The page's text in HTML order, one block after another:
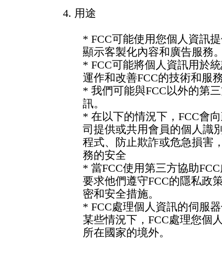
4. 用途
* FCC可能使用您個人資訊
顯示客製化內容和廣告服務
* FCC可能將個人資訊用於
運作和改善FCC的技術和服
* 我們可能與FCC以外的第
訊。
* 在以下的情況下，FCC會
司提供或共用會員的個人識
程式、防止欺詐或危急損害
務的安全
* 當FCC使用第三方協助
要求他們遵守FCC的隱私政
密和安全措施。
* FCC處理個人資訊的伺服
某些情況下，FCC處理您個
所在國家的境外。